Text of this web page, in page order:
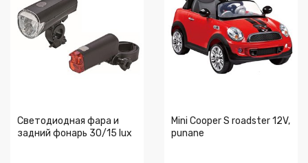
Светодиодная фара и
задний фонарь 30/15 lux
Mini Cooper S roadster 12V,
punane